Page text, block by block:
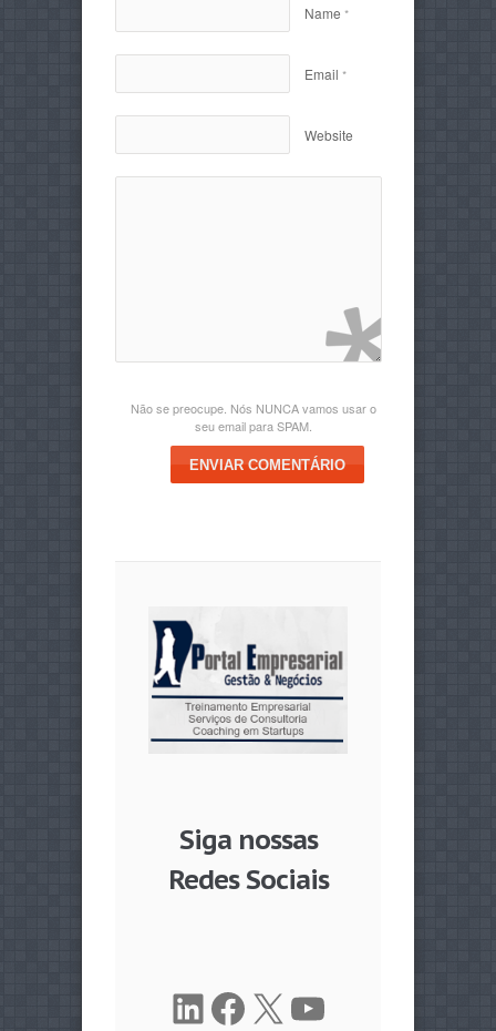
Name *
Email *
Website
Não se preocupe. Nós NUNCA vamos usar o
seu email para SPAM.
ENVIAR COMENTÁRIO
Siga nossas
Redes Sociais
LinkedIn
Facebook
X Youtube